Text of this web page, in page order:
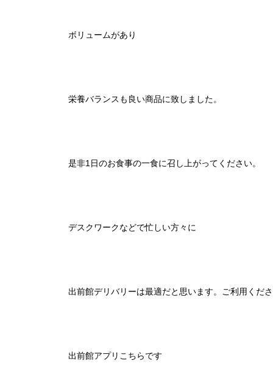
ボリュームがあり
栄養バランスも良い商品に致しました。
是非1日のお食事の一食に召し上がってください。
デスクワークなどで忙しい方々に
出前館デリバリーは最適だと思います。ご利用くだ
出前館アプリこちらです